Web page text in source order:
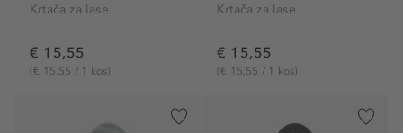
Krtača za lase
€ 15,55
(€ 15,55 / 1 kos)
Krtača za lase
€ 15,55
(€ 15,55 / 1 kos)